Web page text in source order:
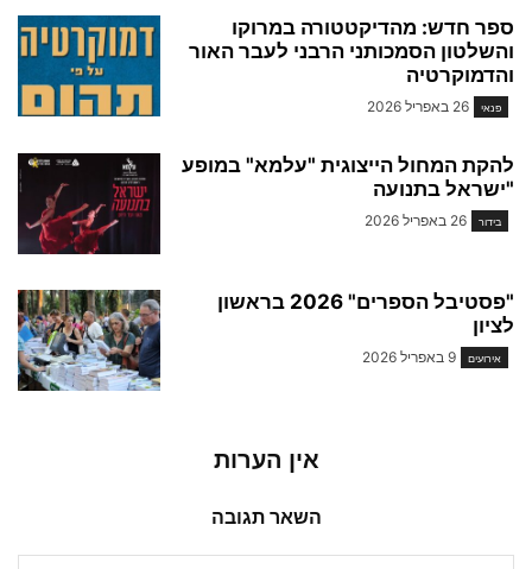
ספר חדש: מהדיקטטורה במרוקו
והשלטון הסמכותני הרבני לעבר האור
והדמוקרטיה
פנאי 26 באפריל 2026
להקת המחול הייצוגית "עלמא" במופע
"ישראל בתנועה
בידור 26 באפריל 2026
"פסטיבל הספרים" 2026 בראשון
לציון
אירועים 9 באפריל 2026
אין הערות
השאר תגובה